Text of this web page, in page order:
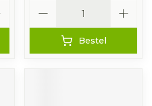
Bestel